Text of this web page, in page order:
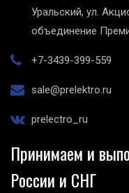
Уральский, ул.
объединение
+7-3439-399-559
sale@prelektro.ru
prelectro_ru
Принимаем и
России и СНГ